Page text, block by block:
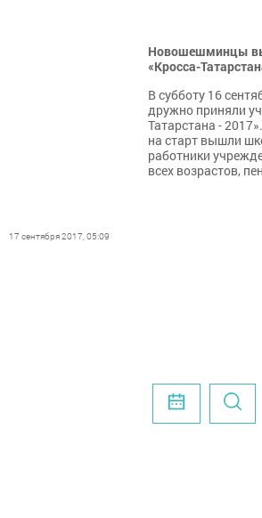
Новошешминцы
«Кросса-
В субботу 16
дружно приняли
Татарстана -
на старт вышли
работники
всех возрастов,
17 сентября 2017, 05:09